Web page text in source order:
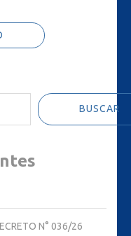
BUSCAR
N° 036/26